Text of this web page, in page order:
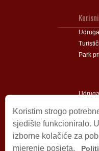
Park
Koristim strogo
sjedište funkcioniralo.
izborne kolačiće za
mjerenje posjeta.